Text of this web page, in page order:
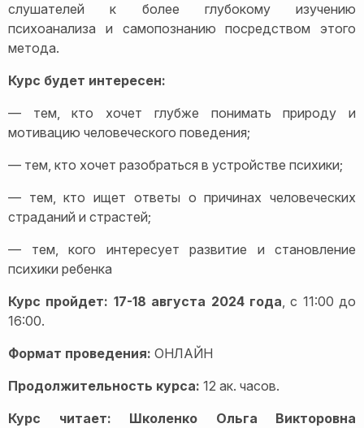
слушателей к более глубокому изучению
психоанализа и самопознанию посредством этого
метода.
Курс будет интересен:
— тем, кто хочет глубже понимать природу и
мотивацию человеческого поведения;
— тем, кто хочет разобраться в устройстве психики;
— тем, кто ищет ответы о причинах человеческих
страданий и страстей;
— тем, кого интересует развитие и становление
психики ребенка
Курс пройдет: 17-18 августа 2024 года, с 11:00 до
16:00.
Формат проведения: ОНЛАЙН
Продолжительность курса: 12 ак. часов.
Курс читает: Школенко Ольга Викторовна